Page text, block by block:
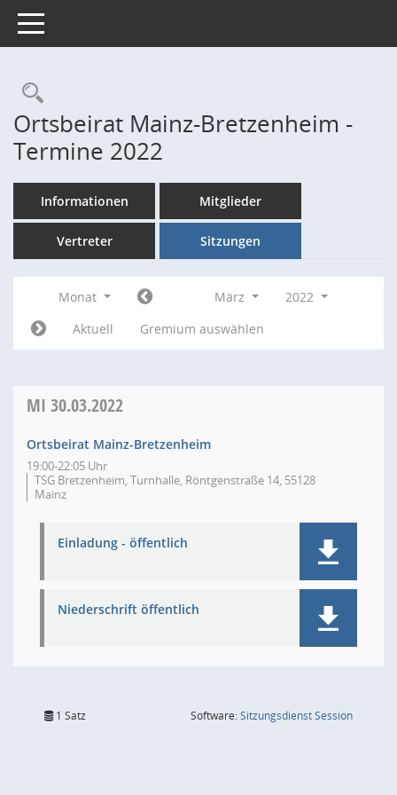
Toggle navigation
Rechercheauswahl
Ortsbeirat Mainz-Bretzenheim -
Termine 2022
Informationen Mitglieder
Vertreter Sitzungen
Monat März
2022
Aktuell
Gremium auswählen
MI 30.03.2022
Ortsbeirat Mainz-Bretzenheim
19:00-22:05 Uhr
TSG Bretzenheim, Turnhalle, Röntgenstraße 14, 55128
Mainz
Einladung - öffentlich
Niederschrift öffentlich
1 Satz Software:SitzungsdienstSession(Wird in